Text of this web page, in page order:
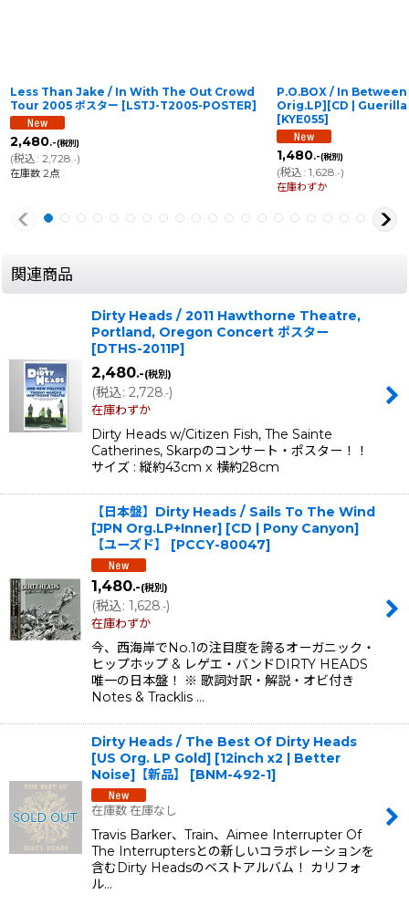
Less Than Jake / In With The Out Crowd
Tour 2005 ポスター [LSTJ-T2005-POSTER]
2,480.-(税別)
(税込: 2,728 .-)
在庫数 2点
P.O.BOX / In
Orig.LP][CD | Guerilla
[KYE055]
1,480.-(税別)
(税込: 1,628 .-)
在庫わずか
関連商品
Dirty Heads / 2011 Hawthorne Theatre,
Portland, Oregon Concert ポスター
[DTHS-2011P]
2,480.-(税別)
(税込: 2,728.-)
在庫わずか
Dirty Heads w/Citizen Fish, The Sainte
Catherines, Skarpのコンサート・ポスター！！
サイズ : 縦約43cm x 横約28cm
【日本盤】Dirty Heads / Sails To The Wind
[JPN Org.LP+Inner] [CD | Pony Canyon]
【ユーズド】
[PCCY-80047]
1,480.-(税別)
(税込: 1,628.-)
在庫わずか
今、西海岸でNo.1の注目度を誇るオーガニック・
ヒップホップ & レゲエ・バンドDIRTY HEADS
唯一の日本盤！ ※ 歌詞対訳・解説・オビ付き
Notes & Tracklis …
Dirty Heads / The Best Of Dirty Heads
[US Org. LP Gold] [12inch x2 | Better
Noise]【新品】
[BNM-492-1]
在庫数 在庫なし
Travis Barker、Train、Aimee Interrupter Of
The Interruptersとの新しいコラボレーションを
含むDirty Headsのベストアルバム！ カリフォ
ル…